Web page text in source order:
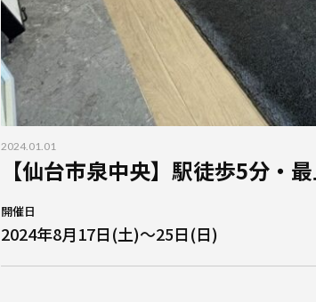
2024.01.01
【仙台市泉中央】駅徒歩5分・
開催日
2024年8月17日(土)～25日(日)